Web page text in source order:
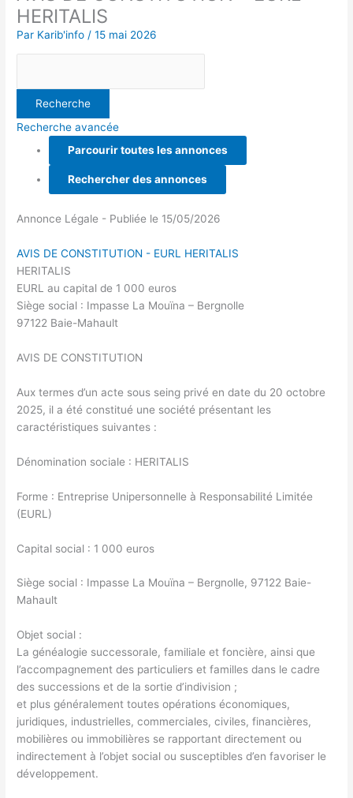
HERITALIS
Par Karib'info/15 mai 2026
Recherche avancée
Parcourir toutes les annonces
Rechercher des annonces
Annonce Légale - Publiée le 15/05/2026
AVIS DE CONSTITUTION - EURL HERITALIS
HERITALIS
EURL au capital de 1 000 euros
Siège social : Impasse La Mouïna – Bergnolle
97122 Baie-Mahault
AVIS DE CONSTITUTION
Aux termes d’un acte sous seing privé en date du 20 octobre
2025, il a été constitué une société présentant les
caractéristiques suivantes :
Dénomination sociale : HERITALIS
Forme : Entreprise Unipersonnelle à Responsabilité Limitée
(EURL)
Capital social : 1 000 euros
Siège social : Impasse La Mouïna – Bergnolle, 97122 Baie-
Mahault
Objet social :
La généalogie successorale, familiale et foncière, ainsi que
l’accompagnement des particuliers et familles dans le cadre
des successions et de la sortie d’indivision ;
et plus généralement toutes opérations économiques,
juridiques, industrielles, commerciales, civiles, financières,
mobilières ou immobilières se rapportant directement ou
indirectement à l’objet social ou susceptibles d’en favoriser le
développement.